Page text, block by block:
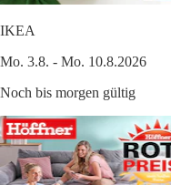
IKEA
Mo. 3.8. - Mo. 10.8.2026
Noch bis morgen gültig